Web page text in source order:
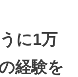
に1万
経験を